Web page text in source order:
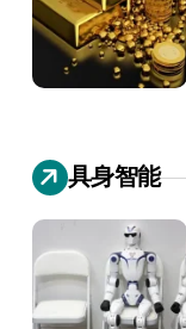
具身智能